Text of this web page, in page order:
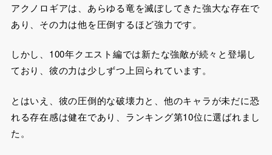
アクノロギアは、あらゆる竜を滅ぼしてきた強大な存在で
あり、その力は他を圧倒するほど強力です。
しかし、100年クエスト編では新たな強敵が続々と登場し
ており、彼の力は少しずつ上回られています。
とはいえ、彼の圧倒的な破壊力と、他のキャラが未だに恐
れる存在感は健在であり、ランキング第10位に選ばれまし
た。